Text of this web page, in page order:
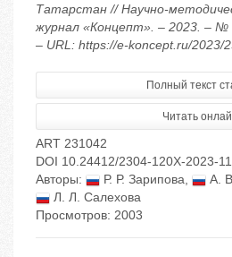
Татарстан // Научно-
журнал «Концепт». – 2023. – №
– URL: https://e-koncept.ru/2023/
Полный текст
Читать
ART 231042
DOI 10.24412/2304-120X-2023-
Авторы:
Р. Р. Зарипова, А.
Л. Л. Салехова
Просмотров: 2003